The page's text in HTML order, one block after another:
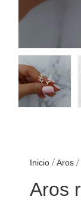
Inicio /Aros /
Aros